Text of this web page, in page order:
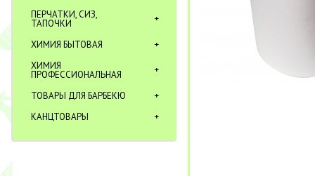
ПЕРЧАТКИ, СИЗ,
ТАПОЧКИ
ХИМИЯ БЫТОВАЯ
ХИМИЯ
ПРОФЕССИОНАЛЬНАЯ
ТОВАРЫ ДЛЯ БАРБЕКЮ
КАНЦТОВАРЫ